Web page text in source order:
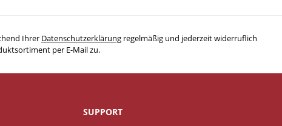
Ihrer Datenschutzerklärung regelmäßig und jederzeit widerruflich
per E-Mail zu.
SUPPORT